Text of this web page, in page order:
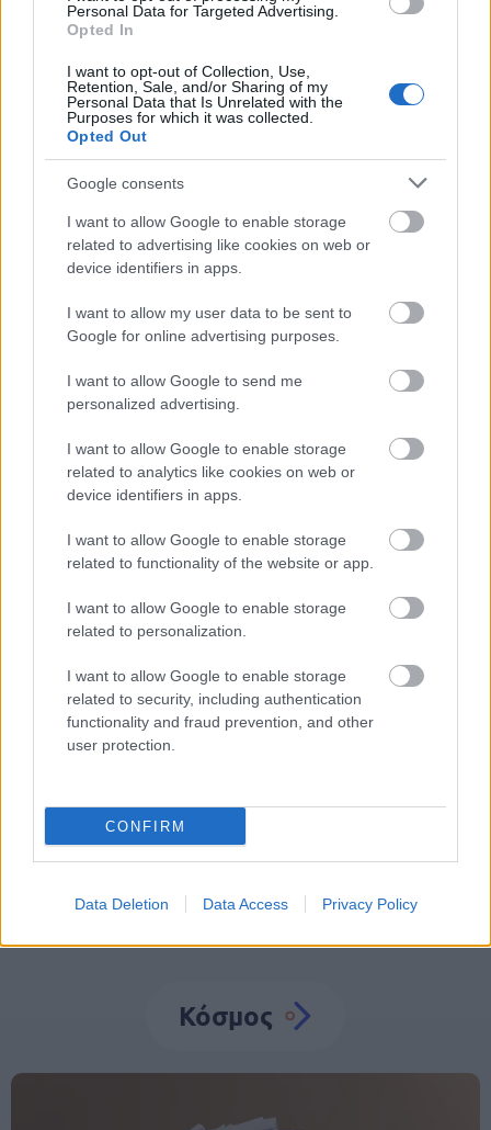
Personal Data for Targeted Advertising.
Opted In
I want to opt-out of Collection, Use,
Retention, Sale, and/or Sharing of my
Personal Data that Is Unrelated with the
Purposes for which it was collected.
Opted Out
Google consents
I want to allow Google to enable storage
related to advertising like cookies on web or
device identifiers in apps.
I want to allow my user data to be sent to
Google for online advertising purposes.
I want to allow Google to send me
personalized advertising.
I want to allow Google to enable storage
related to analytics like cookies on web or
device identifiers in apps.
I want to allow Google to enable storage
related to functionality of the website or app.
I want to allow Google to enable storage
related to personalization.
I want to allow Google to enable storage
related to security, including authentication
functionality and fraud prevention, and other
user protection.
CONFIRM
Data Deletion Data Access Privacy Policy
Δημοφιλείς Ειδήσεις
Πυροσβεστική Σχολή: Νέος
κανονισμός για δόκιμους – Τι αλλάζει
σε διαμονή, σίτιση και πρακτική
εκπαίδευση
ΑΣΕΠ: Οι τρεις επικρατέστεροι
υποψήφιοι για την ΑΕΜΥ
Σχολεία: 42 προσλήψεις καθαριστών
στον Δήμο Ηγουμενίτσας
Εθνική Σύνταξη 2026: Στα 446,87 ευρώ
το πλήρες ποσό
Κόσμος